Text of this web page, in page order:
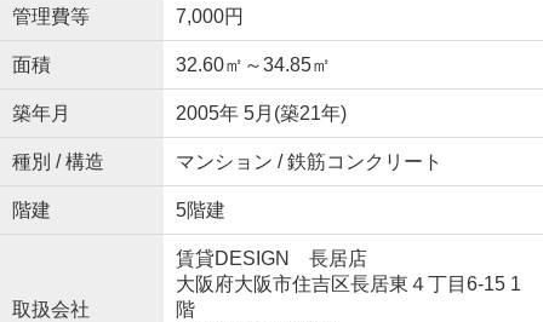
管理費等 7,000円
面積 32.60㎡～34.85㎡
築年月 2005年 5月(築21年)
種別 / 構造 マンション / 鉄筋コンクリート
階建 5階建
取扱会社
賃貸DESIGN 長居店
大阪府大阪市住吉区長居東４丁目6-15 1
階